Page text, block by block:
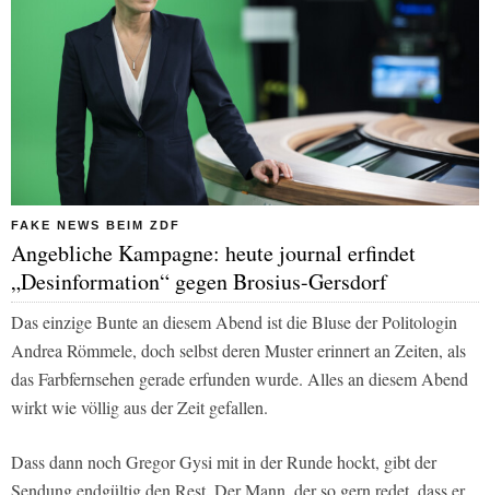
FAKE NEWS BEIM ZDF
Angebliche Kampagne: heute journal erfindet
„Desinformation“ gegen Brosius-Gersdorf
Das einzige Bunte an diesem Abend ist die Bluse der Politologin
Andrea Römmele, doch selbst deren Muster erinnert an Zeiten, als
das Farbfernsehen gerade erfunden wurde. Alles an diesem Abend
wirkt wie völlig aus der Zeit gefallen.
Dass dann noch Gregor Gysi mit in der Runde hockt, gibt der
Sendung endgültig den Rest. Der Mann, der so gern redet, dass er